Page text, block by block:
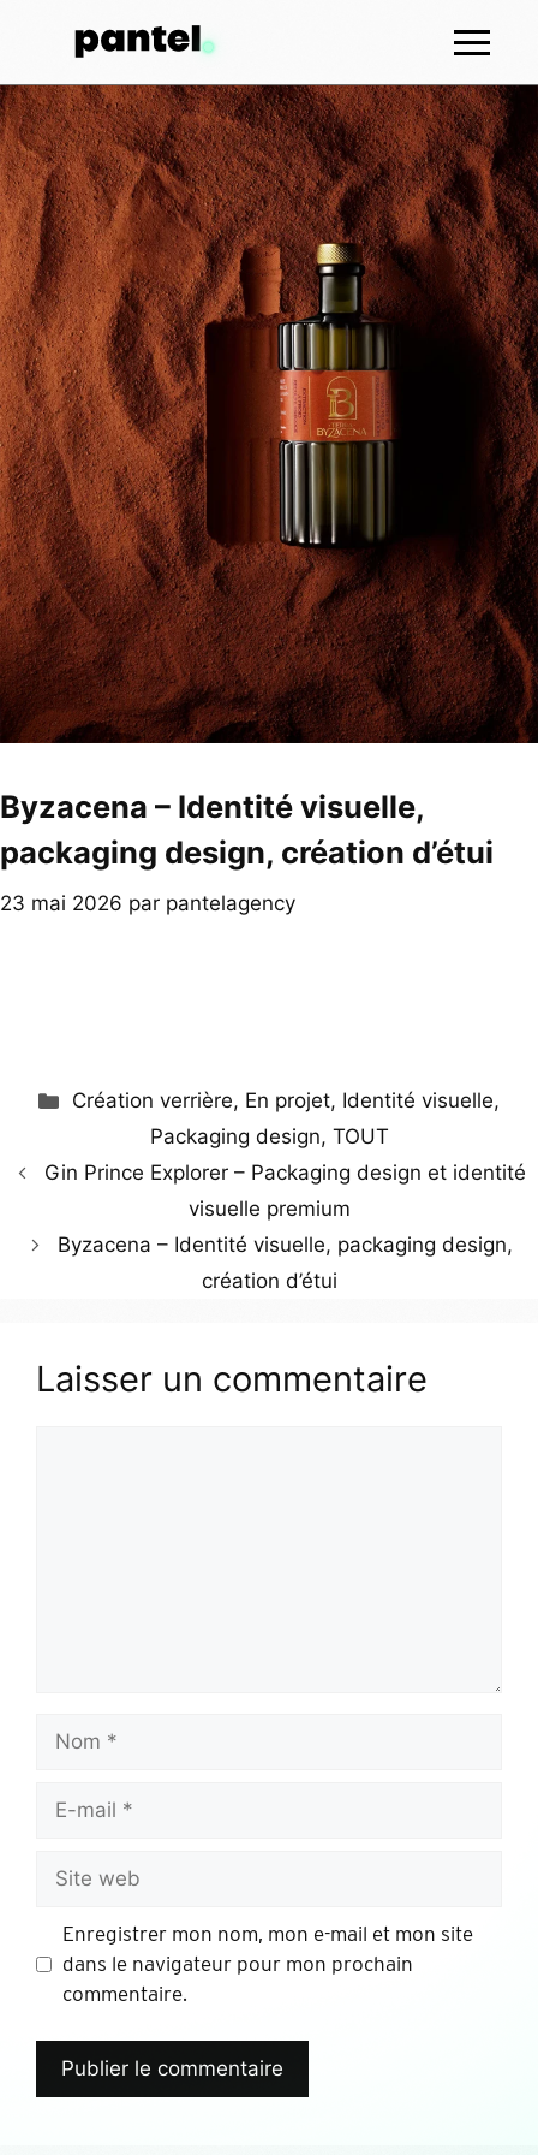
Byzacena – Identité visuelle,
packaging design, création d’étui
23 mai 2026 par pantelagency
Création verrière, En projet, Identité visuelle,
Packaging design, TOUT
Gin Prince Explorer – Packaging design et identité
visuelle premium
Byzacena – Identité visuelle, packaging design,
création d’étui
Laisser un commentaire
Enregistrer mon nom, mon e-mail et mon site
dans le navigateur pour mon prochain
commentaire.